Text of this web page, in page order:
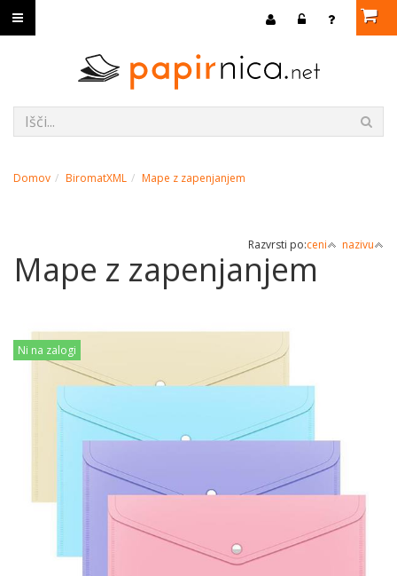
Domov BiromatXML Mape z zapenjanjem
Razvrsti po:ceni nazivu
Mape z zapenjanjem
Ni na zalogi